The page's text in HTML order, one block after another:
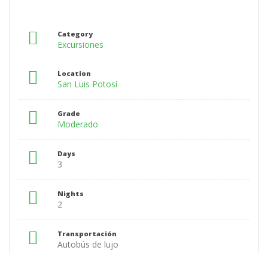
Category
Excursiones
Location
San Luis Potosí
Grade
Moderado
Days
3
Nights
2
Transportación
Autobús de lujo